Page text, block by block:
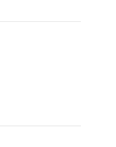
mais ces
financière